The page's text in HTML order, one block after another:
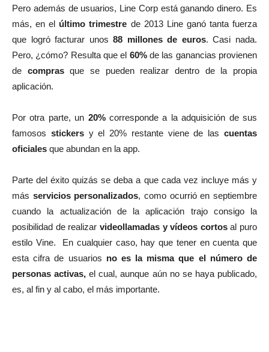
Pero además de usuarios, Line Corp está ganando dinero. Es
más, en el último trimestre de 2013 Line ganó tanta fuerza
que logró facturar unos88 millones de euros. Casi nada.
Pero, ¿cómo? Resulta que el 60%de las ganancias provienen
de comprasque se pueden realizar dentro de la propia
aplicación.
Por otra parte, un 20%corresponde a la adquisición de sus
famosos stickersy el 20% restante viene de las cuentas
oficiales que abundan en la app.
Parte del éxito quizás se deba a que cada vez incluye más y
más servicios personalizados, como ocurrió en septiembre
cuando la actualización de la aplicación trajo consigo la
posibilidad de realizar videollamadas y vídeos cortosal puro
estilo Vine. En cualquier caso, hay que tener en cuenta que
esta cifra de usuarios no es la misma que el número de
personas activas, el cual, aunque aún no se haya publicado,
es, al fin y al cabo, el más importante.